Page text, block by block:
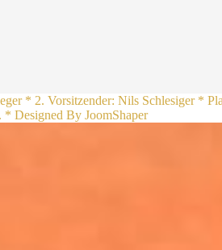
* 2. Vorsitzender: Nils Schlesiger *
Designed By JoomShaper